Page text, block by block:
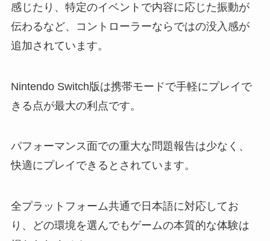
感じたり、特定のイベントで内容に応じた振動が
伝わるなど、コントローラーならではの没入感が
追加されています。
Nintendo Switch版は携帯モードで手軽にプレイで
きる点が最大の利点です。
パフォーマンス面での重大な問題報告は少なく、
快適にプレイできるとされています。
全プラットフォーム共通で日本語に対応してお
り、どの環境を選んでもゲームの本質的な体験は